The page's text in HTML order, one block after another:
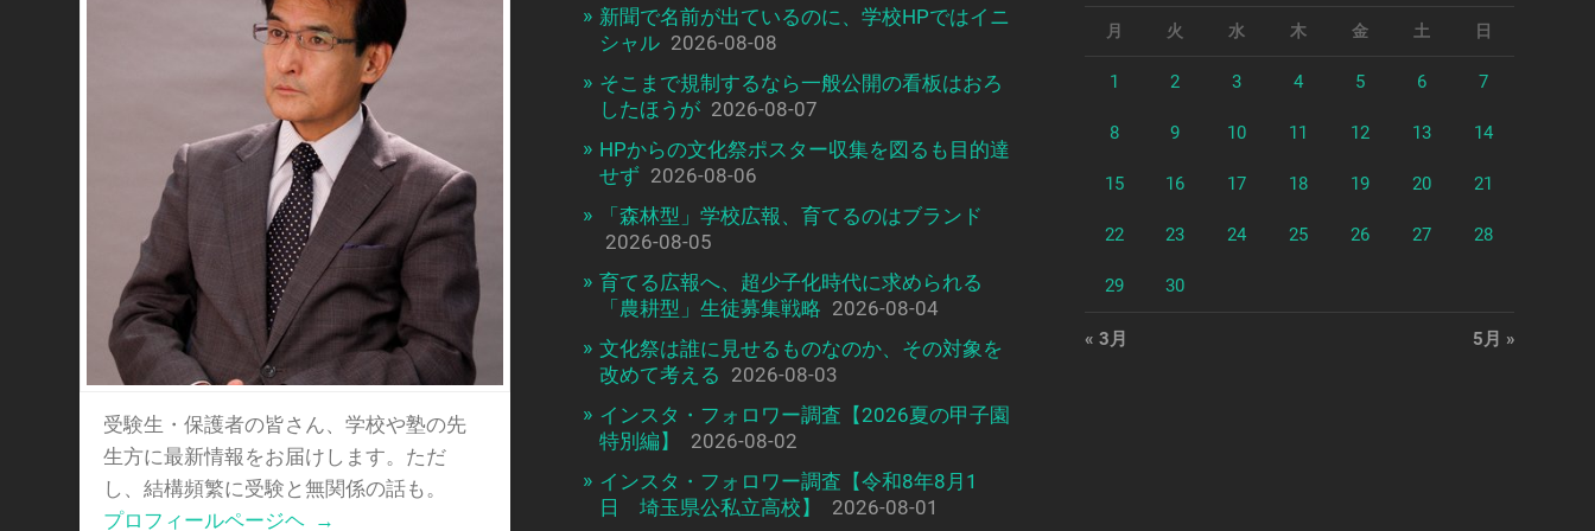
受験生・保護者の皆さん、学校や塾の先
生方に最新情報をお届けします。ただ
し、結構頻繁に受験と無関係の話も。
プロフィールページヘ →
新聞で名前が出ているのに、学校HPではイニ
シャル 2026-08-08
そこまで規制するなら一般公開の看板はおろ
したほうが 2026-08-07
HPからの文化祭ポスター収集を図るも目的達
せず 2026-08-06
「森林型」学校広報、育てるのはブランド
2026-08-05
育てる広報へ、超少子化時代に求められる
「農耕型」生徒募集戦略 2026-08-04
文化祭は誰に見せるものなのか、その対象を
改めて考える 2026-08-03
インスタ・フォロワー調査【2026夏の甲子園
特別編】
2026-08-02
インスタ・フォロワー調査【令和8年8月1
日 埼玉県公私立高校】
2026-08-01
月 火 水 木 金 土 日
1 2 3 4 5 6 7
8 9 10 11 12 13 14
15 16 17 18 19 20 21
22 23 24 25 26 27 28
29 30
« 3月 5月 »